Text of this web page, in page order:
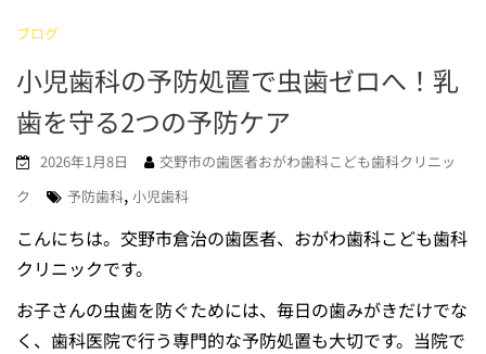
ブログ
小児歯科の予防処置で虫歯ゼロへ！乳
歯を守る2つの予防ケア
2026年1月8日
交野市の歯医者おがわ歯科こども歯科クリニッ
ク
予防歯科, 小児歯科
こんにちは。交野市倉治の歯医者、おがわ歯科こども歯科
クリニックです。
お子さんの虫歯を防ぐためには、毎日の歯みがきだけでな
く、歯科医院で行う専門的な予防処置も大切です。当院で